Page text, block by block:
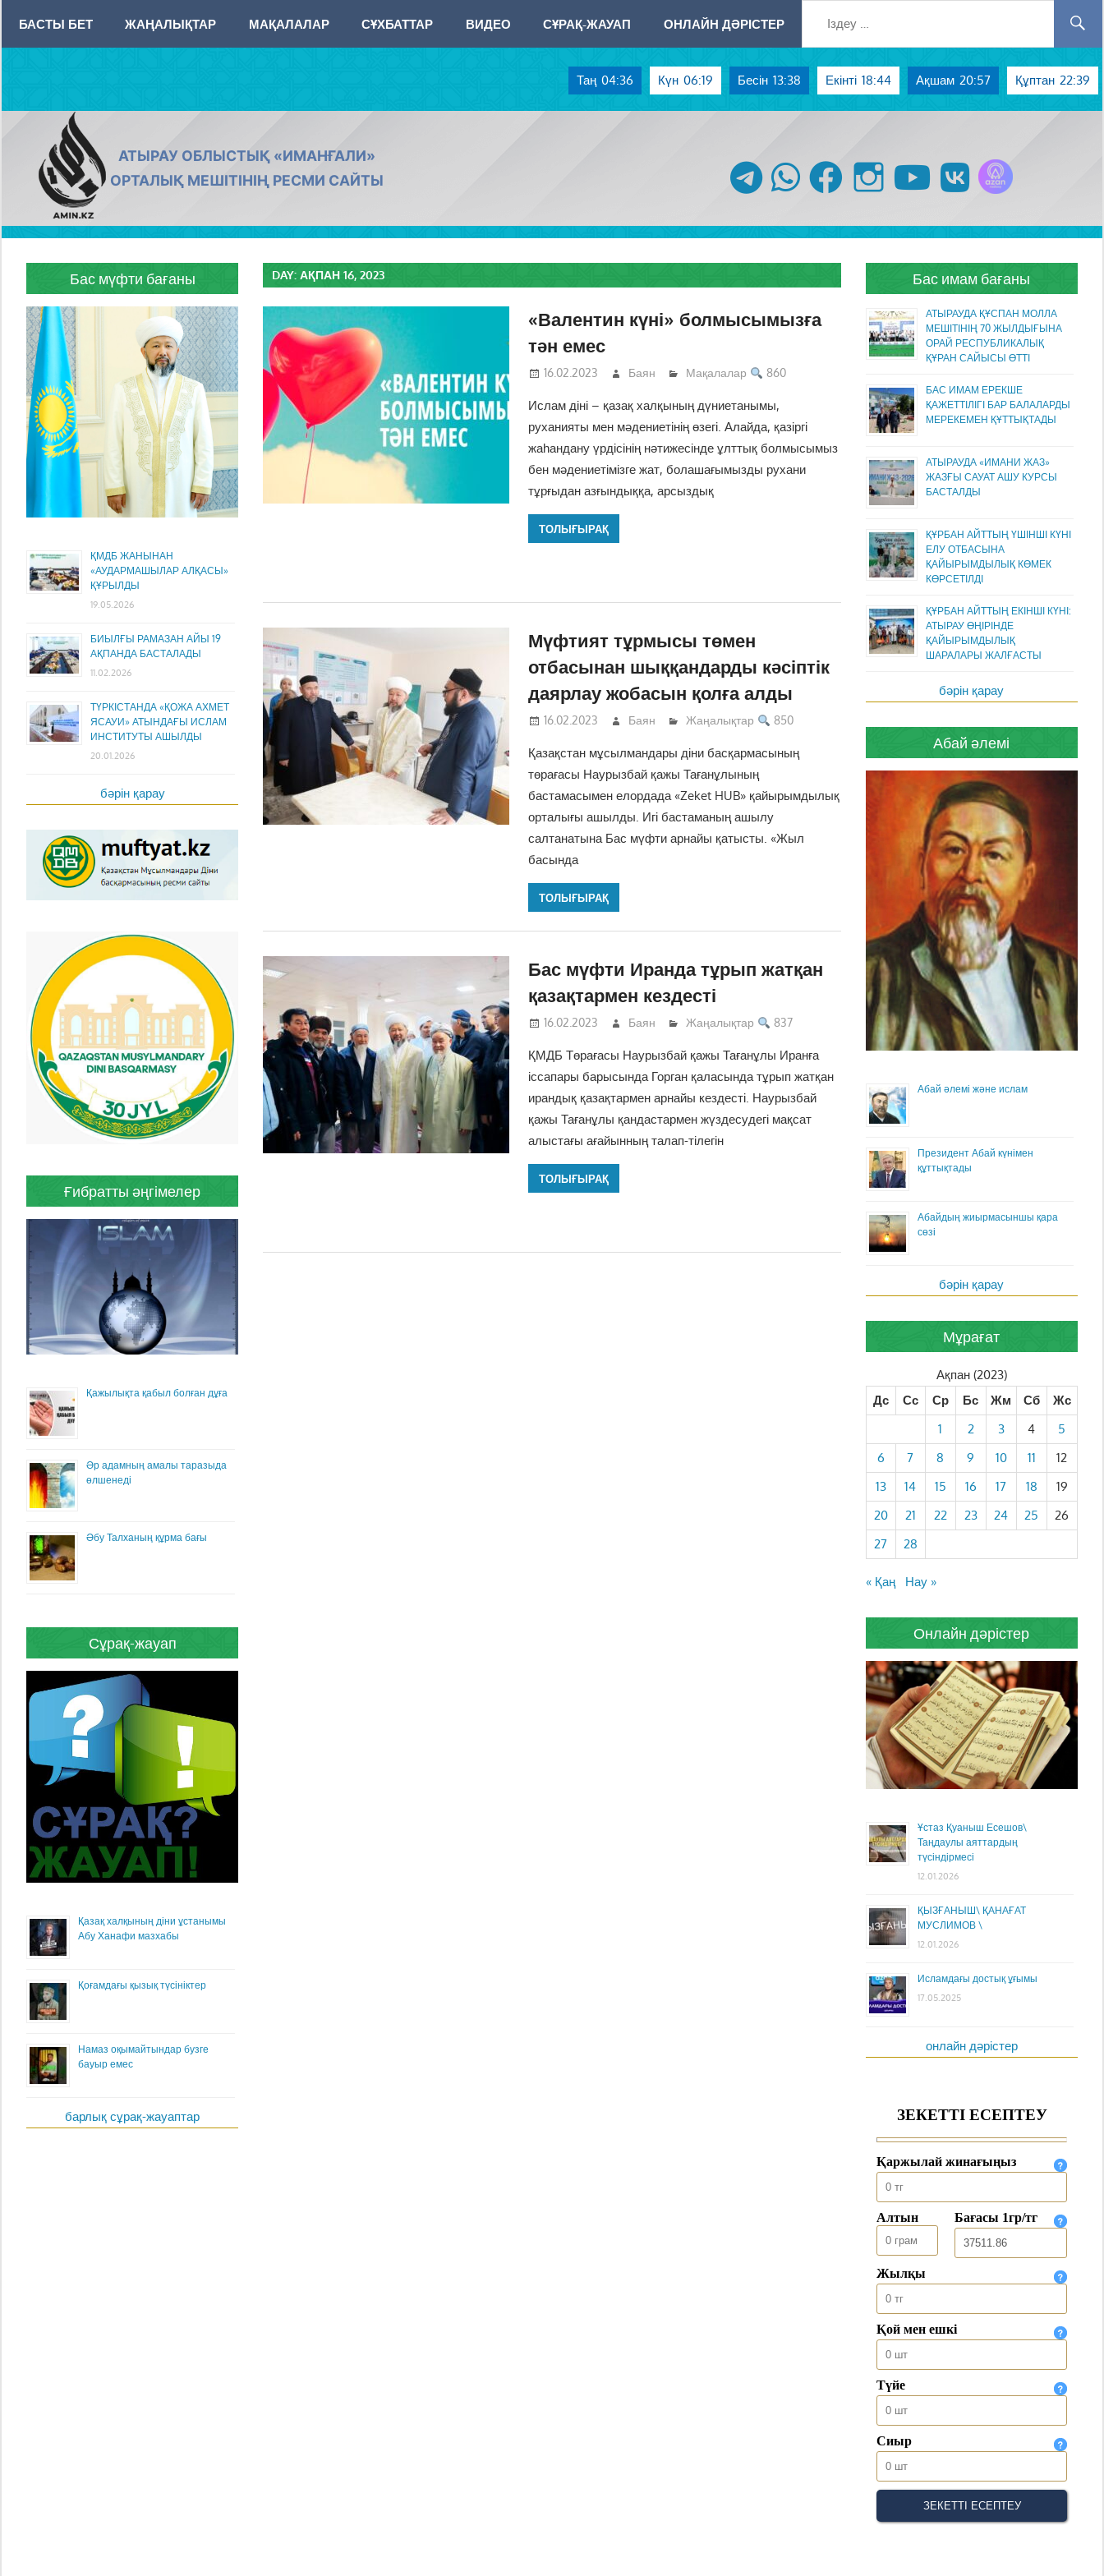
content
БАСТЫ БЕТ ЖАҢАЛЫҚТАР МАҚАЛАЛАР СҰХБАТТАР ВИДЕО СҰРАҚ-ЖАУАП ОНЛАЙН ДӘРІСТЕР
Таң 04:36 Күн 06:19 Бесін 13:38 Екінті 18:44 Ақшам 20:57 Құптан 22:39
AMIN.KZ
АТЫРАУ ОБЛЫСТЫҚ «ИМАНҒАЛИ»
ОРТАЛЫҚ МЕШІТІНІҢ РЕСМИ САЙТЫ
telegram whatsapp facebook instagram youtubevk
DAY:АҚПАН 16, 2023
«Валентин күні» болмысымызға
тән емес
16.02.2023 Баян Мақалалар 860
Ислам діні – қазақ халқының дүниетанымы,
руханияты мен мәдениетінің өзегі. Алайда, қазіргі
жаһандану үрдісінің нәтижесінде ұлттық болмысымыз
бен мәдениетімізге жат, болашағымызды рухани
тұрғыдан азғындыққа, арсыздық
ТОЛЫҒЫРАҚ
Мүфтият тұрмысы төмен
отбасынан шыққандарды кәсіптік
даярлау жобасын қолға алды
16.02.2023 Баян Жаңалықтар 850
Қазақстан мұсылмандары діни басқармасының
төрағасы Наурызбай қажы Тағанұлының
бастамасымен елордада «Zeket HUB» қайырымдылық
орталығы ашылды. Игі бастаманың ашылу
салтанатына Бас мүфти арнайы қатысты. «Жыл
басында
ТОЛЫҒЫРАҚ
Бас мүфти Иранда тұрып жатқан
қазақтармен кездесті
16.02.2023 Баян Жаңалықтар 837
ҚМДБ Төрағасы Наурызбай қажы Тағанұлы Иранға
іссапары барысында Горган қаласында тұрып жатқан
ирандық қазақтармен арнайы кездесті. Наурызбай
қажы Тағанұлы қандастармен жүздесудегі мақсат
алыстағы ағайынның талап-тілегін
ТОЛЫҒЫРАҚ
Бас мүфти бағаны
ҚМДБ ЖАНЫНАН
«АУДАРМАШЫЛАР АЛҚАСЫ»
ҚҰРЫЛДЫ
19.05.2026
БИЫЛҒЫ РАМАЗАН АЙЫ 19
АҚПАНДА БАСТАЛАДЫ
11.02.2026
ТҮРКІСТАНДА «ҚОЖА АХМЕТ
ЯСАУИ» АТЫНДАҒЫ ИСЛАМ
ИНСТИТУТЫ АШЫЛДЫ
20.01.2026
бәрін қарау
Ғибратты әңгімелер
Қажылықта қабыл болған дұға
Әр адамның амалы таразыда
өлшенеді
Әбу Талханың құрма бағы
Сұрақ-жауап
Қазақ халқының діни ұстанымы
Абу Ханафи мазхабы
Қоғамдағы қызық түсініктер
Намаз оқымайтындар бузге
бауыр емес
барлық сұрақ-жауаптар
Бас имам бағаны
АТЫРАУДА ҚҰСПАН МОЛЛА
МЕШІТІНІҢ 70 ЖЫЛДЫҒЫНА
ОРАЙ РЕСПУБЛИКАЛЫҚ
ҚҰРАН САЙЫСЫ ӨТТІ
БАС ИМАМ ЕРЕКШЕ
ҚАЖЕТТІЛІГІ БАР БАЛАЛАРДЫ
МЕРЕКЕМЕН ҚҰТТЫҚТАДЫ
АТЫРАУДА «ИМАНИ ЖАЗ»
ЖАЗҒЫ САУАТ АШУ КУРСЫ
БАСТАЛДЫ
ҚҰРБАН АЙТТЫҢ ҮШІНШІ КҮНІ
ЕЛУ ОТБАСЫНА
ҚАЙЫРЫМДЫЛЫҚ КӨМЕК
КӨРСЕТІЛДІ
ҚҰРБАН АЙТТЫҢ ЕКІНШІ КҮНІ:
АТЫРАУ ӨҢІРІНДЕ
ҚАЙЫРЫМДЫЛЫҚ
ШАРАЛАРЫ ЖАЛҒАСТЫ
бәрін қарау
Абай әлемі
Абай әлемі және ислам
Президент Абай күнімен
құттықтады
Абайдың жиырмасыншы қара
сөзі
бәрін қарау
Мұрағат
Ақпан (2023)
Дс
Сс Ср Бс Жм Сб
Жс
1
2 3 4
5
6
7 8 9 10 11
12
13
14 15 16 17 18
19
20
21 22 23 24 25
26
27
28
« Қаң Нау »
Онлайн дәрістер
Ұстаз Қуаныш Есешов\
Таңдаулы аяттардың
түсіндірмесі
12.01.2026
ҚЫЗҒАНЫШ\ ҚАНАҒАТ
МУСЛИМОВ \
12.01.2026
Исламдағы достық ұғымы
17.05.2025
онлайн дәрістер